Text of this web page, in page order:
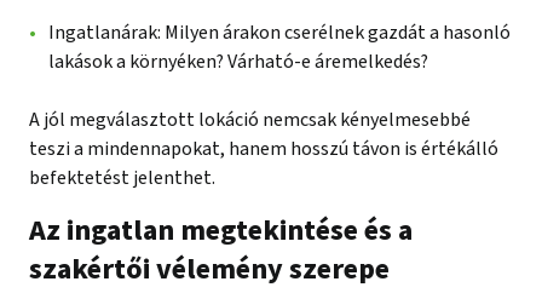
Ingatlanárak: Milyen árakon cserélnek gazdát a hasonló
lakások a környéken? Várható-e áremelkedés?
A jól megválasztott lokáció nemcsak kényelmesebbé
teszi a mindennapokat, hanem hosszú távon is értékálló
befektetést jelenthet.
Az ingatlan megtekintése és a
szakértői vélemény szerepe